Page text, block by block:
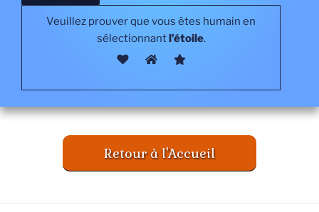
Veuillez prouver que vous êtes humain en
sélectionnantl’étoile.
A
n
Retour à l'Accueil